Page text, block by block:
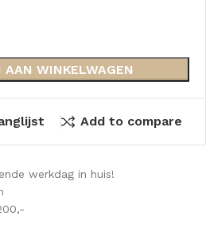
AAN WINKELWAGEN
Add to compare
werkdag in huis!